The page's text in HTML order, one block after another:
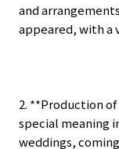
and
appeared, with a
2. **Production
special meaning
weddings,